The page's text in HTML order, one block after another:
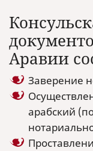
Аравии
Заверение
арабский